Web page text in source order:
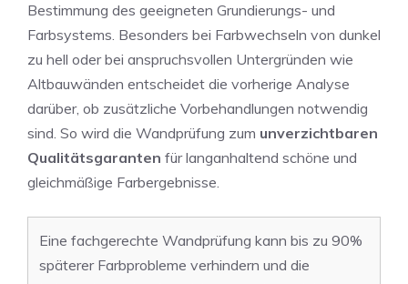
Bestimmung des geeigneten Grundierungs- und
Farbsystems. Besonders bei Farbwechseln von dunkel
zu hell oder bei anspruchsvollen Untergründen wie
Altbauwänden entscheidet die vorherige Analyse
darüber, ob zusätzliche Vorbehandlungen notwendig
sind. So wird die Wandprüfung zum unverzichtbaren
Qualitätsgaranten für langanhaltend schöne und
gleichmäßige Farbergebnisse.
Eine fachgerechte Wandprüfung kann bis zu 90%
späterer Farbprobleme verhindern und die